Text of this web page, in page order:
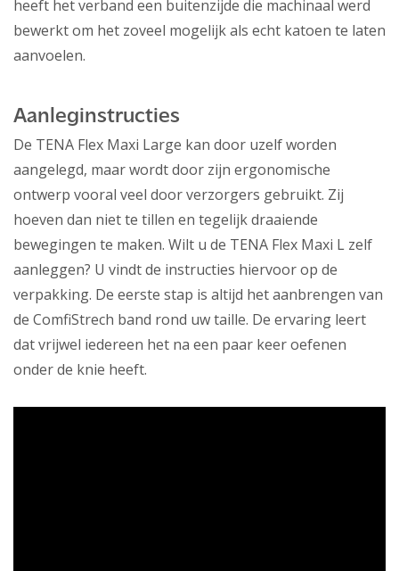
heeft het verband een buitenzijde die machinaal werd
bewerkt om het zoveel mogelijk als echt katoen te laten
aanvoelen.
Aanleginstructies
De TENA Flex Maxi Large kan door uzelf worden
aangelegd, maar wordt door zijn ergonomische
ontwerp vooral veel door verzorgers gebruikt. Zij
hoeven dan niet te tillen en tegelijk draaiende
bewegingen te maken. Wilt u de TENA Flex Maxi L zelf
aanleggen? U vindt de instructies hiervoor op de
verpakking. De eerste stap is altijd het aanbrengen van
de ComfiStrech band rond uw taille. De ervaring leert
dat vrijwel iedereen het na een paar keer oefenen
onder de knie heeft.